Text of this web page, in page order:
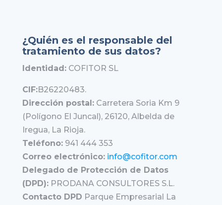
¿Quién es el responsable del
tratamiento de sus datos?
Identidad:COFITOR SL
CIF:B26220483.
Dirección postal:Carretera Soria Km 9
(Polígono El Juncal), 26120, Albelda de
Iregua, La Rioja.
Teléfono:941 444 353
Correo electrónico: info@cofitor.com
Delegado de Protección de Datos
(DPD):PRODANA CONSULTORES S.L.
Contacto DPD Parque Empresarial La